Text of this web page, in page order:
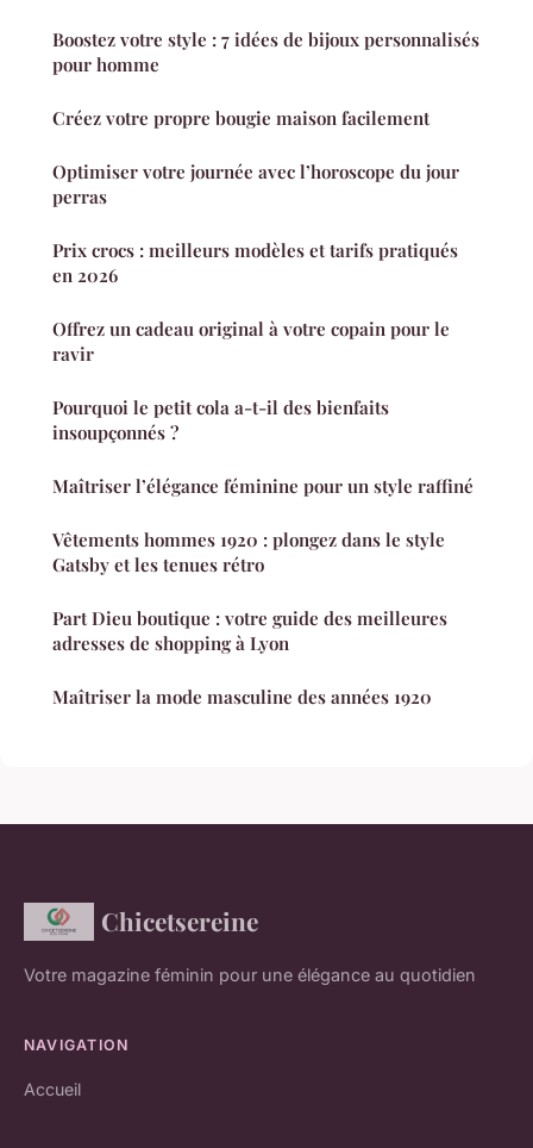
Boostez votre style : 7 idées de bijoux personnalisés
pour homme
Créez votre propre bougie maison facilement
Optimiser votre journée avec l’horoscope du jour
perras
Prix crocs : meilleurs modèles et tarifs pratiqués
en 2026
Offrez un cadeau original à votre copain pour le
ravir
Pourquoi le petit cola a-t-il des bienfaits
insoupçonnés ?
Maîtriser l’élégance féminine pour un style raffiné
Vêtements hommes 1920 : plongez dans le style
Gatsby et les tenues rétro
Part Dieu boutique : votre guide des meilleures
adresses de shopping à Lyon
Maîtriser la mode masculine des années 1920
Chicetsereine
Votre magazine féminin pour une élégance au quotidien
NAVIGATION
Accueil